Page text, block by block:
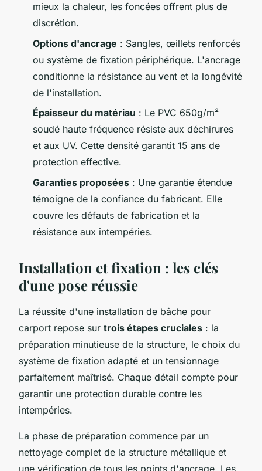
mieux la chaleur, les foncées offrent plus de
discrétion.
Options d'ancrage : Sangles, œillets renforcés
ou système de fixation périphérique. L'ancrage
conditionne la résistance au vent et la longévité
de l'installation.
Épaisseur du matériau : Le PVC 650g/m²
soudé haute fréquence résiste aux déchirures
et aux UV. Cette densité garantit 15 ans de
protection effective.
Garanties proposées : Une garantie étendue
témoigne de la confiance du fabricant. Elle
couvre les défauts de fabrication et la
résistance aux intempéries.
Installation et fixation : les clés
d'une pose réussie
La réussite d'une installation de bâche pour
carport repose sur trois étapes cruciales : la
préparation minutieuse de la structure, le choix du
système de fixation adapté et un tensionnage
parfaitement maîtrisé. Chaque détail compte pour
garantir une protection durable contre les
intempéries.
La phase de préparation commence par un
nettoyage complet de la structure métallique et
une vérification de tous les points d'ancrage. Les